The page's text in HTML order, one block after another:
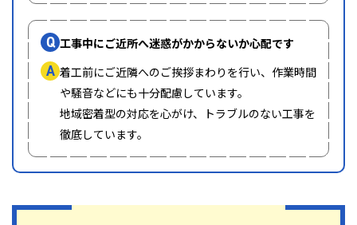
Q 工事中にご近所へ迷惑がかからないか心配です
A 着工前にご近隣へのご挨拶まわりを行い、作業時間
や騒音などにも十分配慮しています。
地域密着型の対応を心がけ、トラブルのない工事を
徹底しています。